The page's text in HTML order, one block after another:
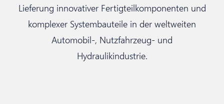
Lieferung innovativer Fertigteilkomponenten und
komplexer Systembauteile in der weltweiten
Automobil-, Nutzfahrzeug- und
Hydraulikindustrie.